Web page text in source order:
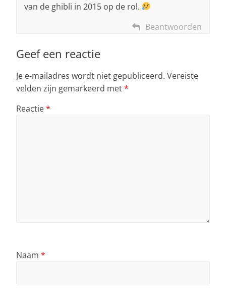
van de ghibli in 2015 op de rol.
Beantwoorden
Geef een reactie
Je e-mailadres wordt niet gepubliceerd. Vereiste
velden zijn gemarkeerd met*
Reactie*
Naam *